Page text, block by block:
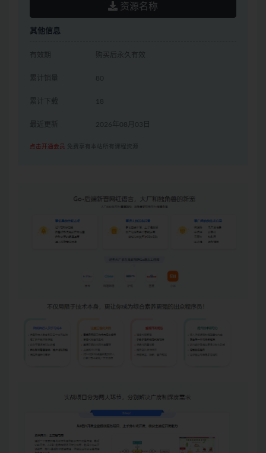
资源名称
其他信息
有效期 购买后永久有效
累计销量 80
累计下载 18
最近更新 2026年08月03日
点击开通会员 免费享有本站所有课程资源